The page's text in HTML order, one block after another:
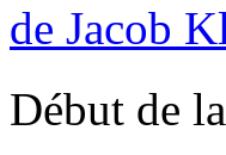
Début de la